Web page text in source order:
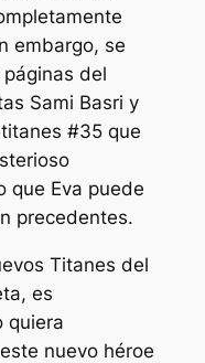
embargo, se
del
Sami Basri y
#35 que
que Eva puede
precedentes.
Titanes del
es
quiera
nuevo héroe